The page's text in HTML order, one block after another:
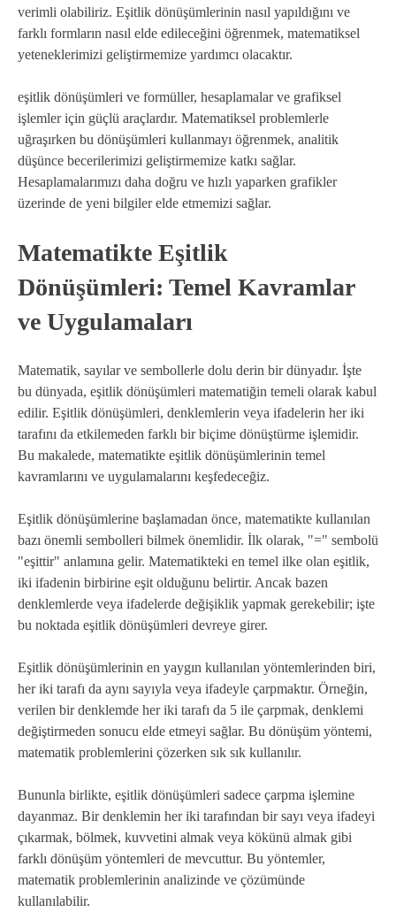
verimli olabiliriz. Eşitlik dönüşümlerinin nasıl yapıldığını ve
farklı formların nasıl elde edileceğini öğrenmek, matematiksel
yeteneklerimizi geliştirmemize yardımcı olacaktır.
eşitlik dönüşümleri ve formüller, hesaplamalar ve grafiksel
işlemler için güçlü araçlardır. Matematiksel problemlerle
uğraşırken bu dönüşümleri kullanmayı öğrenmek, analitik
düşünce becerilerimizi geliştirmemize katkı sağlar.
Hesaplamalarımızı daha doğru ve hızlı yaparken grafikler
üzerinde de yeni bilgiler elde etmemizi sağlar.
Matematikte Eşitlik
Dönüşümleri: Temel Kavramlar
ve Uygulamaları
Matematik, sayılar ve sembollerle dolu derin bir dünyadır. İşte
bu dünyada, eşitlik dönüşümleri matematiğin temeli olarak kabul
edilir. Eşitlik dönüşümleri, denklemlerin veya ifadelerin her iki
tarafını da etkilemeden farklı bir biçime dönüştürme işlemidir.
Bu makalede, matematikte eşitlik dönüşümlerinin temel
kavramlarını ve uygulamalarını keşfedeceğiz.
Eşitlik dönüşümlerine başlamadan önce, matematikte kullanılan
bazı önemli sembolleri bilmek önemlidir. İlk olarak, "=" sembolü
"eşittir" anlamına gelir. Matematikteki en temel ilke olan eşitlik,
iki ifadenin birbirine eşit olduğunu belirtir. Ancak bazen
denklemlerde veya ifadelerde değişiklik yapmak gerekebilir; işte
bu noktada eşitlik dönüşümleri devreye girer.
Eşitlik dönüşümlerinin en yaygın kullanılan yöntemlerinden biri,
her iki tarafı da aynı sayıyla veya ifadeyle çarpmaktır. Örneğin,
verilen bir denklemde her iki tarafı da 5 ile çarpmak, denklemi
değiştirmeden sonucu elde etmeyi sağlar. Bu dönüşüm yöntemi,
matematik problemlerini çözerken sık sık kullanılır.
Bununla birlikte, eşitlik dönüşümleri sadece çarpma işlemine
dayanmaz. Bir denklemin her iki tarafından bir sayı veya ifadeyi
çıkarmak, bölmek, kuvvetini almak veya kökünü almak gibi
farklı dönüşüm yöntemleri de mevcuttur. Bu yöntemler,
matematik problemlerinin analizinde ve çözümünde
kullanılabilir.